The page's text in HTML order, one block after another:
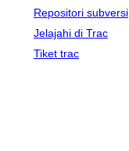
Repositori subversi
Jelajahi di Trac
Tiket trac